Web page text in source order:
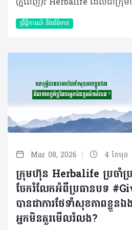
ព្រឹត្តិការណ៍ និងព័ត៌មាន
Mar 08, 2026 | 4 ខែមុន
ក្រុមហ៊ុន Herbalife ប្រចាំប្
ចែករំលែកអំពីប្រធានបទ
បានជាការថែទាំសុខភាពខ្លួនឯ
អ្នកមិនគួរមើលរំលង?